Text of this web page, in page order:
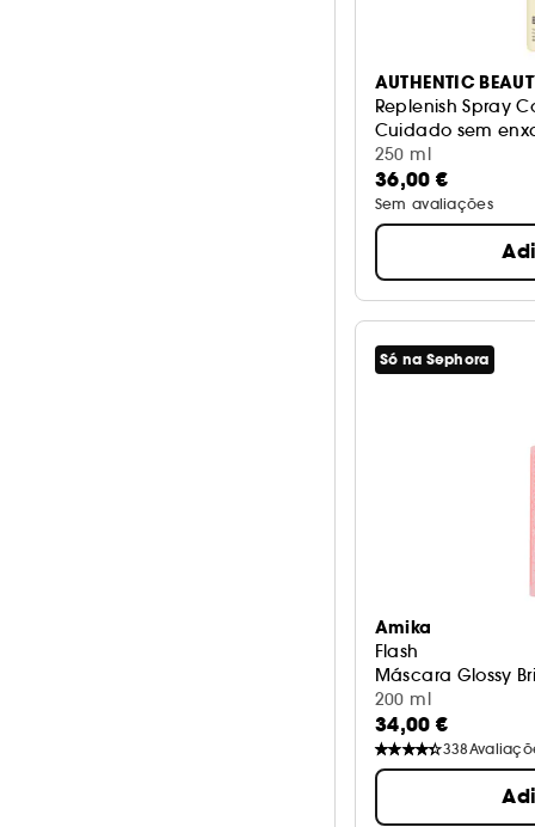
AUTHENTIC
Replenish Spray
Cuidado sem
250 ml
36,00 €
Sem avaliações
Só na Sephora
Amika
Flash
Máscara Glossy
200 ml
34,00 €
338